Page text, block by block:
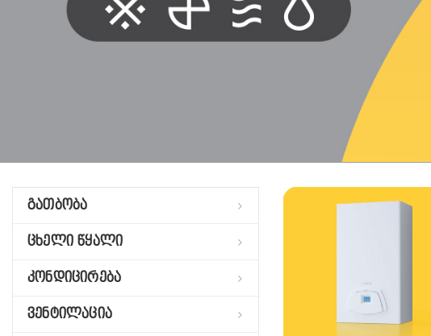
გათბობა
ცხელი წყალი
კონდიცირება
ვენტილაცია